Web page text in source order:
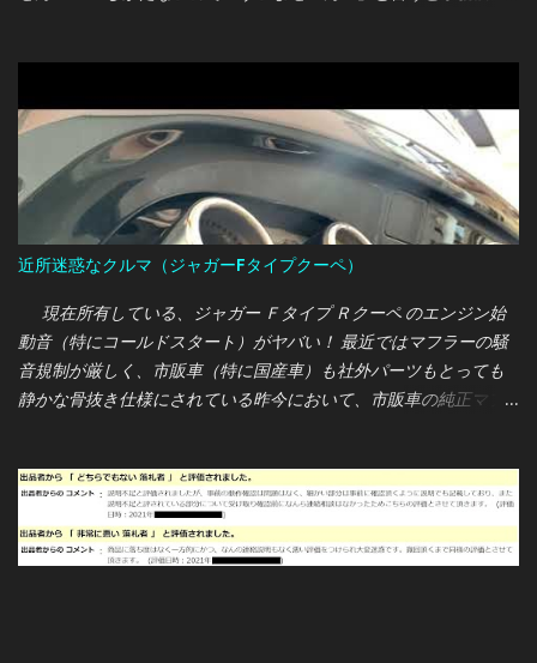
か？ 営業マン：ちょうど今マツダは各種パックプランを見直して
いる最中なので、現在は取り扱っていません。 オレ：そうです
か・・・では、通常の価格で交換をお願いします。 営業マン：わ
かりました。では今回は〇000円で交換させていただきます。 ま
ぁ、ここまではフツー？のやり取りだったのですが、作業を待っ
ている時間の店員の態度に驚かされました・・・
近所迷惑なクルマ（ジャガーFタイプクーペ）
現在所有している、ジャガー Ｆタイプ Ｒクーペ のエンジン始
動音（特にコールドスタート）がヤバい！ 最近ではマフラーの騒
音規制が厳しく、市販車（特に国産車）も社外パーツもとっても
静かな骨抜き仕様にされている昨今において、市販車の純正マフ
増については事前にご近所さんへ説明していたのですが、実際に
納車されエンジンを始動すると轟音が静かな住宅地に響き渡り、
私もご近所さんも唖然としてしまいました( ﾟдﾟ) Ｆタイプ は車内
も広いし荷物も積めるし、普段乗りでもとても使いやすいスポー